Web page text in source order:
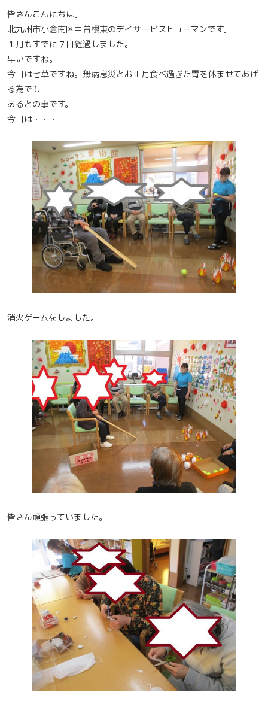
皆さんこんにちは。
北九州市小倉南区中曽根東のデイサービスヒューマンです。
１月もすでに７日経過しました。
早いですね。
今日は七草ですね。無病息災とお正月食べ過ぎた胃を休ませてあげ
る為でも
あるとの事です。
今日は・・・
消火ゲームをしました。
皆さん頑張っていました。